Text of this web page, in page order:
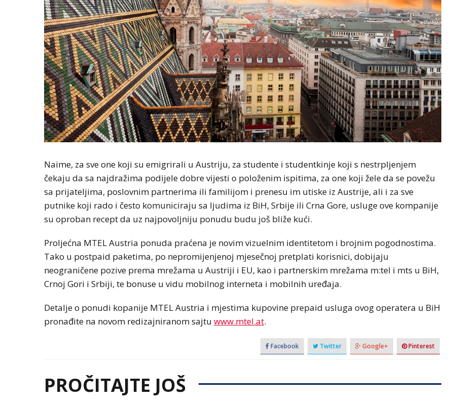
Naime, za sve one koji su emigrirali u Austriju, za studente i studentkinje koji s nestrpljenjem
čekaju da sa najdražima podijele dobre vijesti o položenim ispitima, za one koji žele da se povežu
sa prijateljima, poslovnim partnerima ili familijom i prenesu im utiske iz Austrije, ali i za sve
putnike koji rado i često komuniciraju sa ljudima iz BiH, Srbije ili Crna Gore, usluge ove kompanije
su oproban recept da uz najpovoljniju ponudu budu još bliže kući.
Proljećna MTEL Austria ponuda praćena je novim vizuelnim identitetom i brojnim pogodnostima.
Tako u postpaid paketima, po nepromijenjenoj mjesečnoj pretplati korisnici, dobijaju
neograničene pozive prema mrežama u Austriji i EU, kao i partnerskim mrežama m:tel i mts u BiH,
Crnoj Gori i Srbiji, te bonuse u vidu mobilnog interneta i mobilnih uređaja.
Detalje o ponudi kopanije MTEL Austria i mjestima kupovine prepaid usluga ovog operatera u BiH
pronađite na novom redizajniranom sajtu www.mtel.at.
Facebook Twitter Google+ Pinterest
PROČITAJTE JOŠ